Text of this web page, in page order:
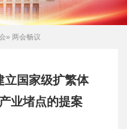
» 两会畅议
立国家级扩繁体
业堵点的提案